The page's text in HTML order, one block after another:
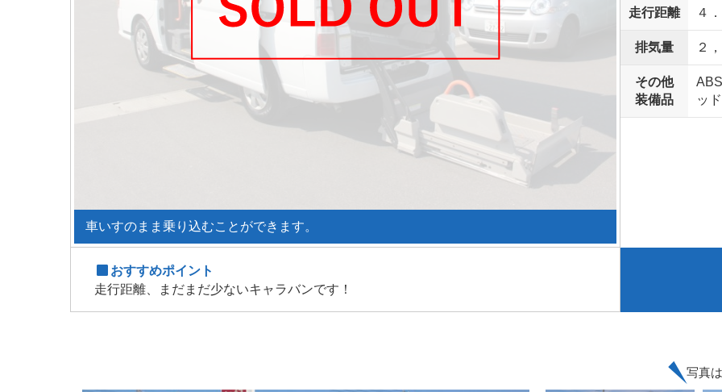
車いすのまま乗り込むことができます。
走行距離 ４
排気量 ２
その他
装備品
ッ
おすすめポイント
走行距離、まだまだ少ないキャラバンです！
写真